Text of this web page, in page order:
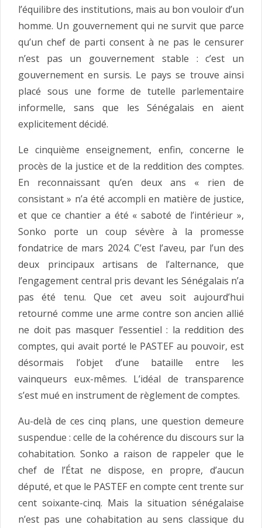
l’équilibre des institutions, mais au bon vouloir d’un
homme. Un gouvernement qui ne survit que parce
qu’un chef de parti consent à ne pas le censurer
n’est pas un gouvernement stable : c’est un
gouvernement en sursis. Le pays se trouve ainsi
placé sous une forme de tutelle parlementaire
informelle, sans que les Sénégalais en aient
explicitement décidé.
Le cinquième enseignement, enfin, concerne le
procès de la justice et de la reddition des comptes.
En reconnaissant qu’en deux ans « rien de
consistant » n’a été accompli en matière de justice,
et que ce chantier a été « saboté de l’intérieur »,
Sonko porte un coup sévère à la promesse
fondatrice de mars 2024. C’est l’aveu, par l’un des
deux principaux artisans de l’alternance, que
l’engagement central pris devant les Sénégalais n’a
pas été tenu. Que cet aveu soit aujourd’hui
retourné comme une arme contre son ancien allié
ne doit pas masquer l’essentiel : la reddition des
comptes, qui avait porté le PASTEF au pouvoir, est
désormais l’objet d’une bataille entre les
vainqueurs eux-mêmes. L’idéal de transparence
s’est mué en instrument de règlement de comptes.
Au-delà de ces cinq plans, une question demeure
suspendue : celle de la cohérence du discours sur la
cohabitation. Sonko a raison de rappeler que le
chef de l’État ne dispose, en propre, d’aucun
député, et que le PASTEF en compte cent trente sur
cent soixante-cinq. Mais la situation sénégalaise
n’est pas une cohabitation au sens classique du